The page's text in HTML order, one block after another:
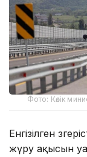
Фото: Көлік
Енгізілген
жүру ақысын